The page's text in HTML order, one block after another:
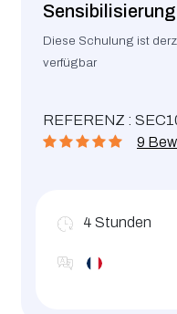
Diese Schulung ist
verfügbar
REFERENZ :
9
4 Stunden